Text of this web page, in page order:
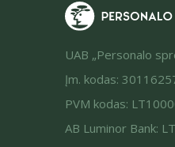
UAB „Personalo
Įm. kodas:
PVM kodas:
AB Luminor Bank: